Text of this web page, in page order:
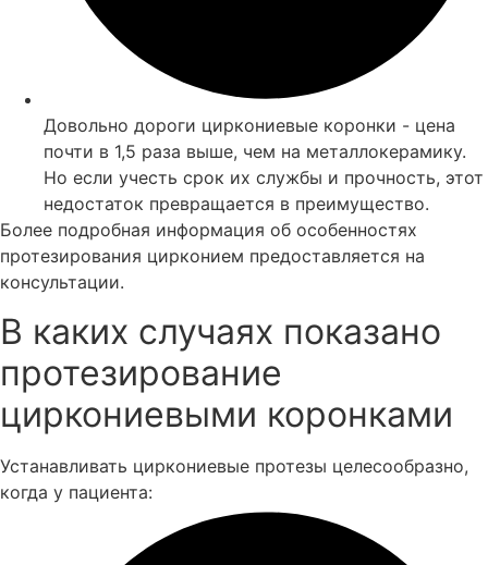
Довольно дороги циркониевые коронки - цена
почти в 1,5 раза выше, чем на металлокерамику.
Но если учесть срок их службы и прочность, этот
недостаток превращается в преимущество.
Более подробная информация об особенностях
протезирования цирконием предоставляется на
консультации.
В каких случаях показано
протезирование
циркониевыми коронками
Устанавливать циркониевые протезы целесообразно,
когда у пациента: